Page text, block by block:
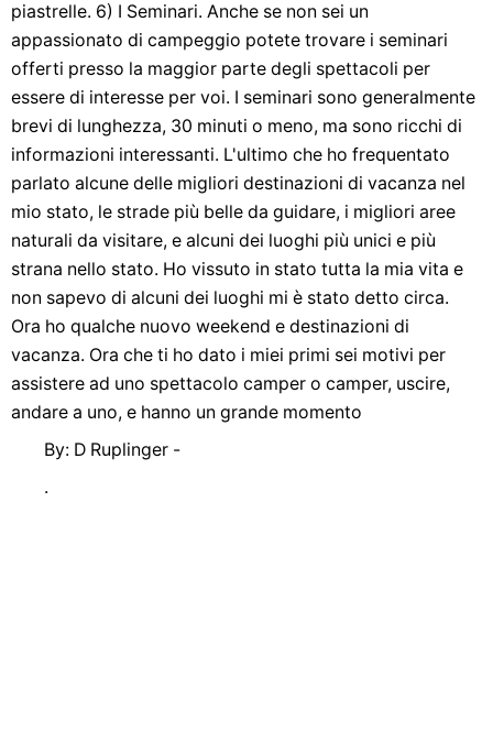
piastrelle. 6) I Seminari. Anche se non sei un
appassionato di campeggio potete trovare i seminari
offerti presso la maggior parte degli spettacoli per
essere di interesse per voi. I seminari sono generalmente
brevi di lunghezza, 30 minuti o meno, ma sono ricchi di
informazioni interessanti. L'ultimo che ho frequentato
parlato alcune delle migliori destinazioni di vacanza nel
mio stato, le strade più belle da guidare, i migliori aree
naturali da visitare, e alcuni dei luoghi più unici e più
strana nello stato. Ho vissuto in stato tutta la mia vita e
non sapevo di alcuni dei luoghi mi è stato detto circa.
Ora ho qualche nuovo weekend e destinazioni di
vacanza. Ora che ti ho dato i miei primi sei motivi per
assistere ad uno spettacolo camper o camper, uscire,
andare a uno, e hanno un grande momento
By: D Ruplinger -
.